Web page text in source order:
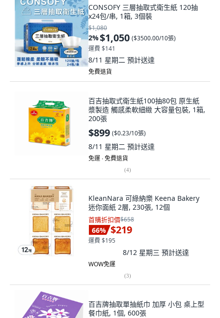
CONSOFY 三層抽取式衛生紙 120抽
x24包/串, 1箱, 3個裝
$1,080
2%$1,050 ($3500.00/10張)
運費 $141
8/11 星期二 預計送達
免費退貨
百吉抽取式衛生紙100抽80包 原生紙
漿製造 觸感柔軟細緻 大容量包裝, 1箱,
200張
$899 ($0.23/10張)
8/11 星期二 預計送達
免運 ∙ 免費退貨
(4)
KleanNara 可綠納樂 Keena Bakery
迷你面紙 2層, 230張, 12個
首購折扣價$658
66% $219
運費 $195
8/12 星期三 預計送達
WOW免運
(3)
百吉牌抽取單抽紙巾 加厚 小包 桌上型
餐巾紙, 1個, 600張